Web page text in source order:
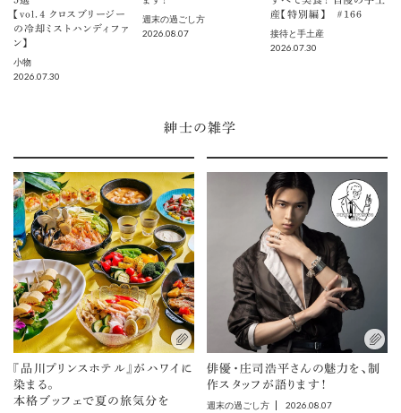
【vol.４ クロスブリージー
の冷却ミストハンディファ
ン】
小物
2026.07.30
週末の過ごし方
2026.08.07
産【特別編】 ＃166
接待と手土産
2026.07.30
紳士の雑学
『品川プリンスホテル』がハワイに
染まる。
本格ブッフェで夏の旅気分を
俳優・庄司浩平さんの魅力を、制
作スタッフが語ります！
週末の過ごし方 2026.08.07